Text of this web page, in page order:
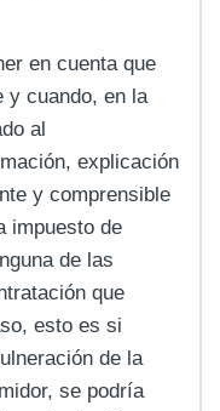
en cuenta que
y cuando, en la
al
explicación
y comprensible
impuesto de
de las
que
esto es si
de la
se podría